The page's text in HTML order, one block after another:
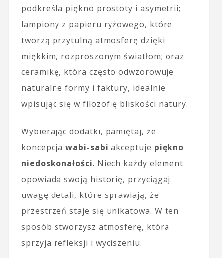
podkreśla piękno prostoty i asymetrii;
lampiony z papieru ryżowego, które
tworzą przytulną atmosferę dzięki
miękkim, rozproszonym światłom; oraz
ceramikę, która często odwzorowuje
naturalne formy i faktury, idealnie
wpisując się w filozofię bliskości natury.
Wybierając dodatki, pamiętaj, że
koncepcja wabi-sabi akceptuje piękno
niedoskonałości. Niech każdy element
opowiada swoją historię, przyciągaj
uwagę detali, które sprawiają, że
przestrzeń staje się unikatowa. W ten
sposób stworzysz atmosferę, która
sprzyja refleksji i wyciszeniu.